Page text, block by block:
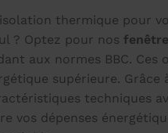
thermique pour
? Optez pour nos
aux normes BBC. Ces
supérieure. Grâce
techniques
vos dépenses